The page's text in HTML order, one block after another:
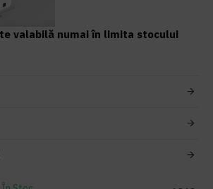
valabilă numai în limita stocului